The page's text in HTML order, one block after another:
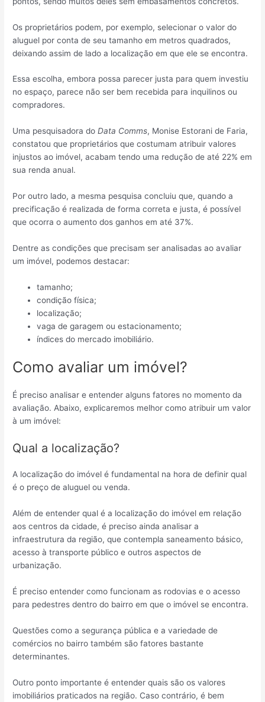
Os proprietários podem, por exemplo, selecionar o valor do
aluguel por conta de seu tamanho em metros quadrados,
deixando assim de lado a localização em que ele se encontra.
Essa escolha, embora possa parecer justa para quem investiu
no espaço, parece não ser bem recebida para inquilinos ou
compradores.
Uma pesquisadora doData Comms, Monise Estorani de Faria,
constatou que proprietários que costumam atribuir valores
injustos ao imóvel, acabam tendo uma redução de até 22% em
sua renda anual.
Por outro lado, a mesma pesquisa concluiu que, quando a
precificação é realizada de forma correta e justa, é possível
que ocorra o aumento dos ganhos em até 37%.
Dentre as condições que precisam ser analisadas ao avaliar
um imóvel, podemos destacar:
tamanho;
condição física;
localização;
vaga de garagem ou estacionamento;
índices do mercado imobiliário.
Como avaliar um imóvel?
É preciso analisar e entender alguns fatores no momento da
avaliação. Abaixo, explicaremos melhor como atribuir um valor
à um imóvel:
Qual a localização?
A localização do imóvel é fundamental na hora de definir qual
é o preço de aluguel ou venda.
Além de entender qual é a localização do imóvel em relação
aos centros da cidade, é preciso ainda analisar a
infraestrutura da região, que contempla saneamento básico,
acesso à transporte público e outros aspectos de
urbanização.
É preciso entender como funcionam as rodovias e o acesso
para pedestres dentro do bairro em que o imóvel se encontra.
Questões como a segurança pública e a variedade de
comércios no bairro também são fatores bastante
determinantes.
Outro ponto importante é entender quais são os valores
imobiliários praticados na região. Caso contrário, é bem